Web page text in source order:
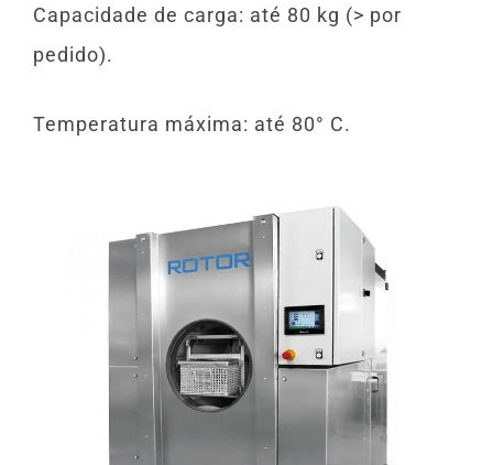
Capacidade de carga: até 80 kg (> por
pedido).
Temperatura máxima: até 80° C.